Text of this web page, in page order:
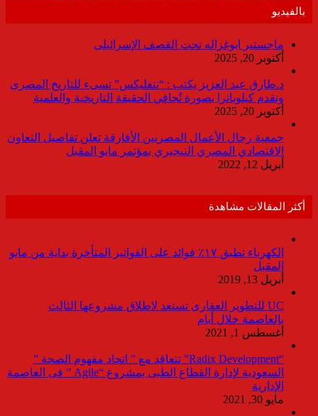
بالفيديو
ماجستير ابوغزاله تحت القصف الإسرائيلى
أكتوبر 20, 2025
د.طارق عبد العزيز يكتب : “نتفليكس” تسىء للتاريخ المصرى
وتقدم كيلوباترا بصورة تُجافي الحقيقة التاريخية والعلمية
أكتوبر 20, 2025
جمعية رجال الأعمال المصريين الأفارقة تعلن تفاصيل التعاون
الاقتصادي المصري النيجيري بمؤتمر مايو المقبل
أبريل 12, 2022
أكثر المقالات مشاهدة
الكهرباء تطبق ١٧٪ فوائد على الفواتير المتأخرة بداية من مايو
المقبل
أبريل 13, 2019
UC للتطوير العقارى تستعد لاطلاق مشروعها الثالث
بالعاصمة خلال أيام
أغسطس 1, 2021
“Radix Development” تتعاقد مع ” اتحاد مفهوم الصحة ”
السعودية لإدارة القطاع الطبى بمشروع “Agile ” فى العاصمة
الإدارية
مايو 30, 2021